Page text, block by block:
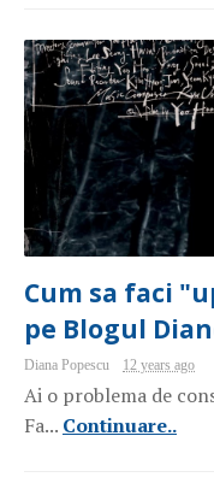
Cum sa faci
pe Blogul
Diana Popescu 12 years ago
Ai o problema de
Fa... Continuare..